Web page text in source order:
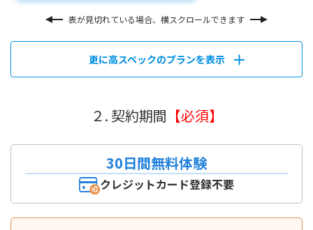
表が見切れている場合、横スクロールできます
更に高スペックのプランを表示
２. 契約期間 【必須】
30日間無料体験
クレジットカード登録不要